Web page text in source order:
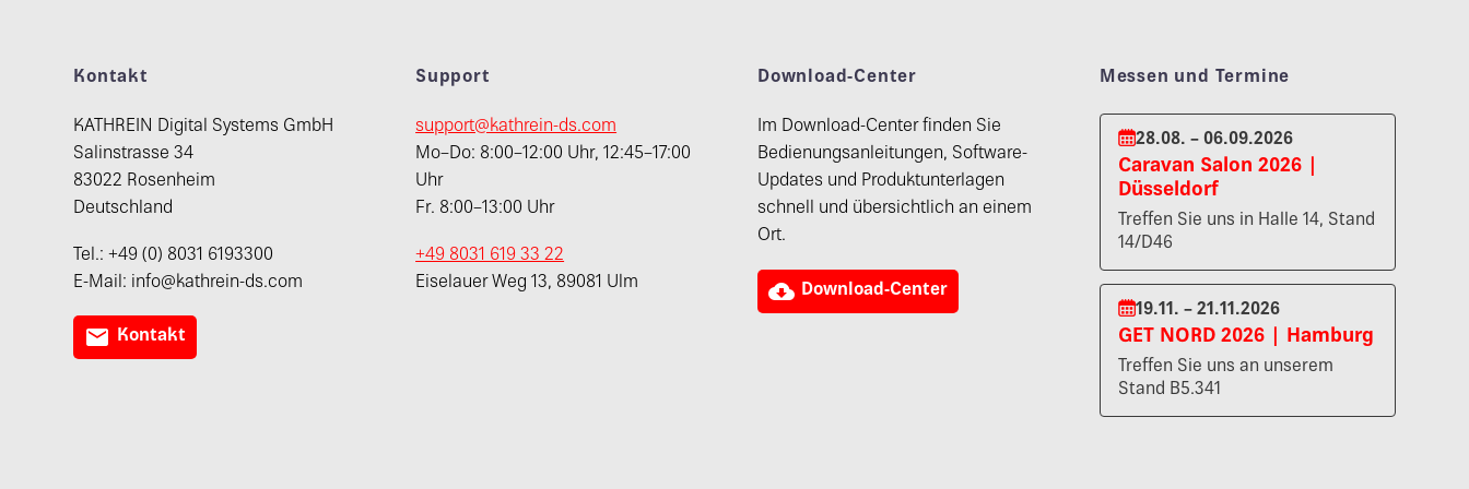
Kontakt
KATHREIN Digital Systems GmbH
Salinstrasse 34
83022 Rosenheim
Deutschland
Tel.: +49 (0) 8031 6193300
E-Mail: info@kathrein-ds.com
 Kontakt
Support
support@kathrein-ds.com
Mo–Do: 8:00–12:00 Uhr, 12:45–17:00
Uhr
Fr. 8:00–13:00 Uhr
+49 8031 619 33 22
Eiselauer Weg 13, 89081 Ulm
Download-Center
Im Download-Center finden Sie
Bedienungsanleitungen, Software-
Updates und Produktunterlagen
schnell und übersichtlich an einem
Ort.
 Download-Center
Messen und Termine
28.08. – 06.09.2026
Caravan Salon 2026 |
Düsseldorf
Treffen Sie uns in Halle 14, Stand
14/D46
19.11. – 21.11.2026
GET NORD 2026 | Hamburg
Treffen Sie uns an unserem
Stand B5.341